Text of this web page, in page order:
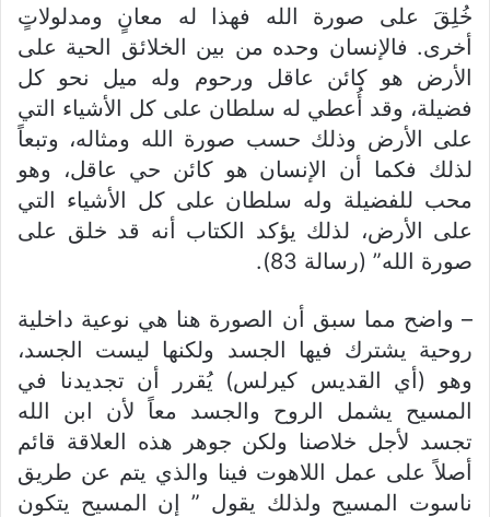
خُلِقَ على صورة الله فهذا له معانٍ ومدلولاتٍ
أخرى. فالإنسان وحده من بين الخلائق الحية على
الأرض هو كائن عاقل ورحوم وله ميل نحو كل
فضيلة، وقد أُعطي له سلطان على كل الأشياء التي
على الأرض وذلك حسب صورة الله ومثاله، وتبعاً
لذلك فكما أن الإنسان هو كائن حي عاقل، وهو
محب للفضيلة وله سلطان على كل الأشياء التي
على الأرض، لذلك يؤكد الكتاب أنه قد خلق على
صورة الله” (رسالة 83).
– واضح مما سبق أن الصورة هنا هي نوعية داخلية
روحية يشترك فيها الجسد ولكنها ليست الجسد،
وهو (أي القديس كيرلس) يُقرر أن تجديدنا في
المسيح يشمل الروح والجسد معاً لأن ابن الله
تجسد لأجل خلاصنا ولكن جوهر هذه العلاقة قائم
أصلاً على عمل اللاهوت فينا والذي يتم عن طريق
ناسوت المسيح ولذلك يقول ” إن المسيح يتكون